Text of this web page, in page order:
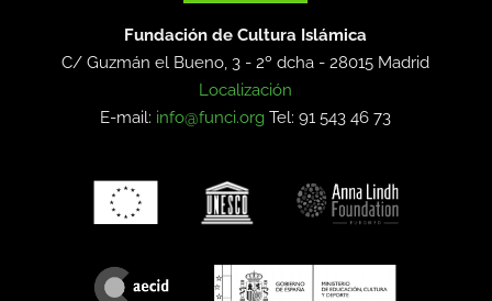
Fundación de Cultura Islámica
C/ Guzmán el Bueno, 3 - 2º dcha -28015 Madrid
Localización
E-mail: info@funci.org Tel: 91 543 46 73